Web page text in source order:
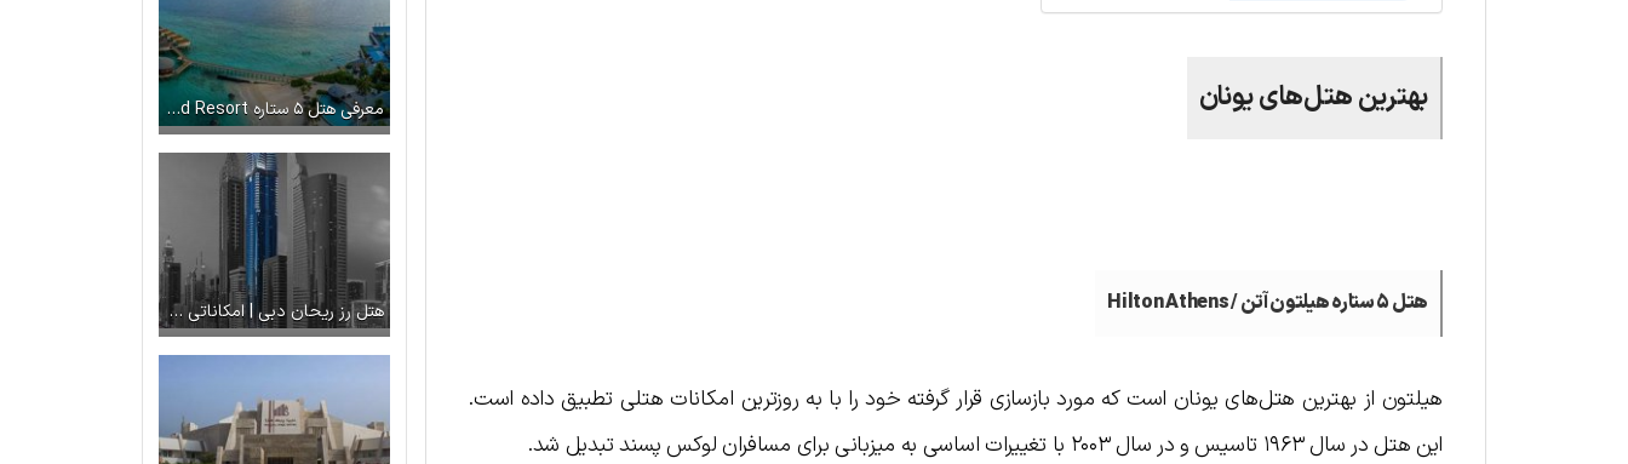
بهترین هتل‌های یونان
هتل ۵ ستاره هیلتون آتن / Hilton Athens
هیلتون از بهترین هتل‌های یونان است که مورد بازسازی قرار گرفته خود را با به روزترین امکانات هتلی تطبیق داده است.
این هتل در سال ۱۹۶۳ تاسیس و در سال ۲۰۰۳ با تغییرات اساسی به میزبانی برای مسافران لوکس پسند تبدیل شد.
معرفی هتل ۵ ستاره Sun Island Resort مالدیو
هتل رز ریحان دبی | امکاناتی بالاتر از ۵ ستاره!